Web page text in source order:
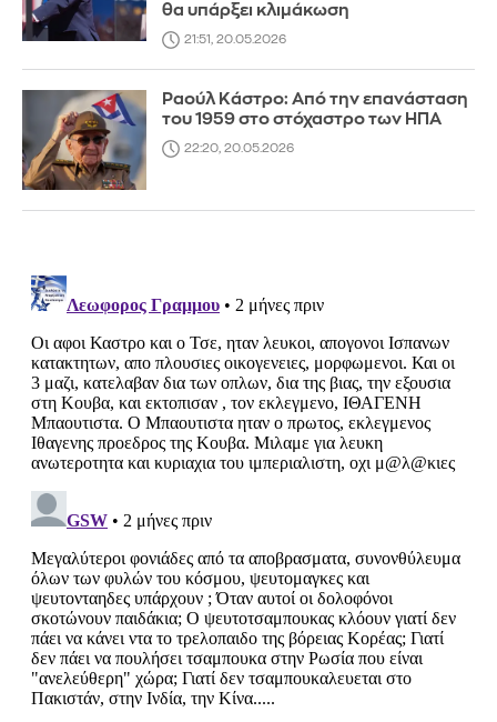
θα υπάρξει κλιμάκωση
21:51, 20.05.2026
Ραούλ Κάστρο: Από την επανάσταση
του 1959 στο στόχαστρο των ΗΠΑ
22:20, 20.05.2026